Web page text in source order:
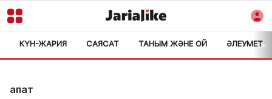
КҮН-ЖАРИЯ САЯСАТ ТАНЫМ ЖӘНЕ ОЙ ӘЛЕУМЕТ>
апат